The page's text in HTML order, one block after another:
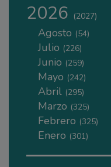
2026 (2027)
Agosto (54)
Julio (226)
Junio (259)
Mayo (242)
Abril (295)
Marzo (325)
Febrero (325)
Enero (301)